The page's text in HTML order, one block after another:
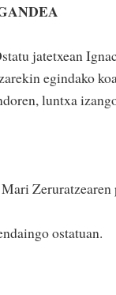
jatetxean
egindako
luntxa
Zeruratzearen
ostatuan.